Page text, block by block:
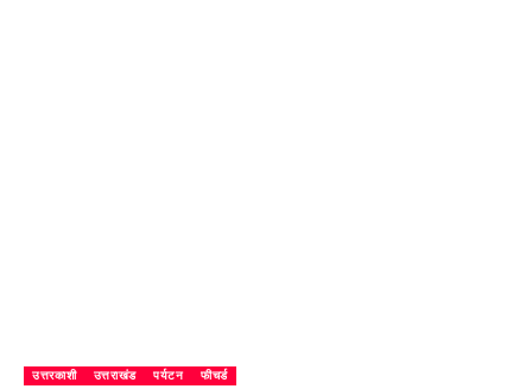
उत्तरकाशी उत्तराखंड पर्यटन फीचर्ड